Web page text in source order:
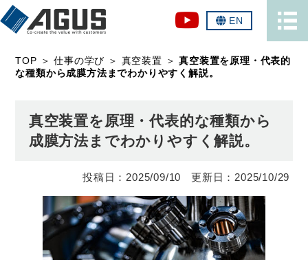
EN
TOP ＞仕事の学び ＞ 真空装置 ＞真空装置を原理・代表的
な種類から成膜方法までわかりやすく解説。
真空装置を原理・代表的な種類から
成膜方法までわかりやすく解説。
2025/09/10 2025/10/29